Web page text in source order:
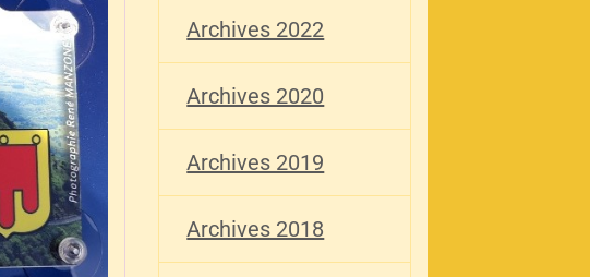
Archives 2022
Archives 2020
Archives 2019
Archives 2018